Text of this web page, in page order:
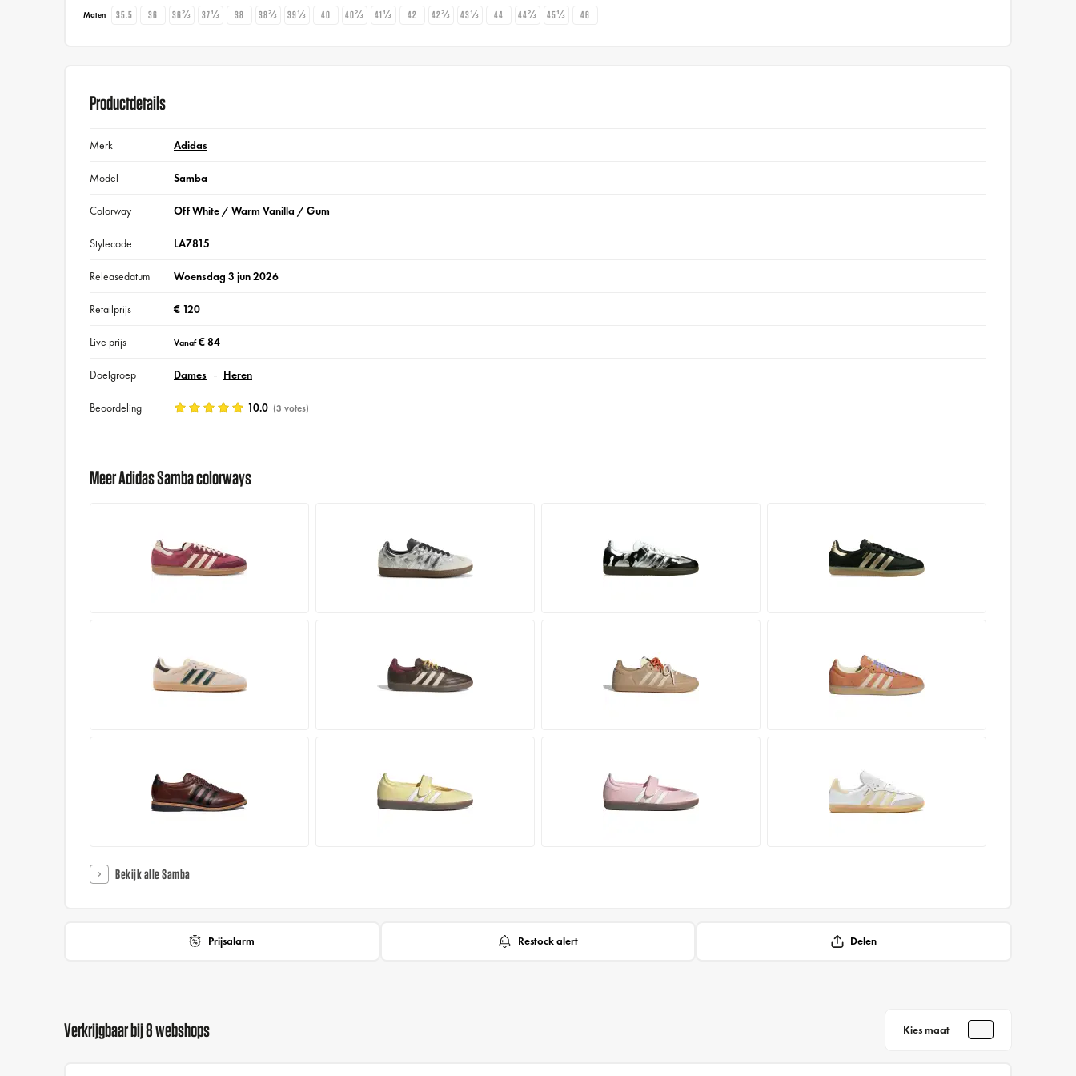
Maten 35.5 36 36⅔ 37⅓ 38 38⅔ 39⅓ 40 40⅔ 41⅓ 42 42⅔ 43⅓ 44 44⅔ 45⅓ 46
Productdetails
Merk Adidas
Model Samba
Colorway Off White / Warm Vanilla / Gum
Stylecode LA7815
Releasedatum Woensdag 3 jun 2026
Retailprijs € 120
Live prijs Vanaf€ 84
Doelgroep Dames Heren
Beoordeling 10.0 (3 votes)
Meer Adidas Samba colorways
Bekijk alle Samba
Prijsalarm Restock alert Delen
Verkrijgbaar bij 8 webshops Kies maat